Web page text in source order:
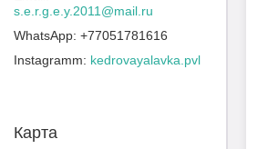
s.e.r.g.e.y.2011@mail.ru
+77051781616
Instagramm
kedrovayalavka.pvl
Карта